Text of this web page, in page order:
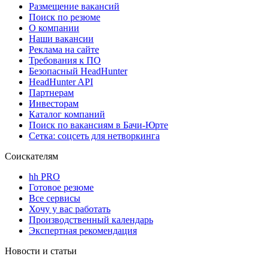
Размещение вакансий
Поиск по резюме
О компании
Наши вакансии
Реклама на сайте
Требования к ПО
Безопасный HeadHunter
HeadHunter API
Партнерам
Инвесторам
Каталог компаний
Поиск по вакансиям в Бачи-Юрте
Сетка: соцсеть для нетворкинга
Соискателям
hh PRO
Готовое резюме
Все сервисы
Хочу у вас работать
Производственный календарь
Экспертная рекомендация
Новости и статьи